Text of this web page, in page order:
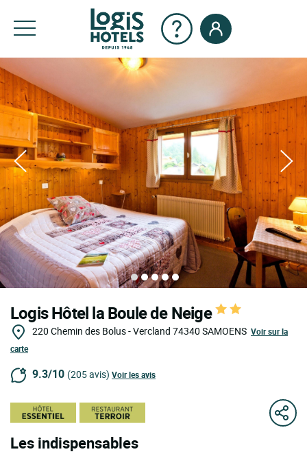
Logis Hôtel la Boule de Neige
220 Chemin des Bolus - Vercland 74340 SAMOENS Voir sur la
carte
9.3/10 (205 avis) Voir les avis
Les indispensables